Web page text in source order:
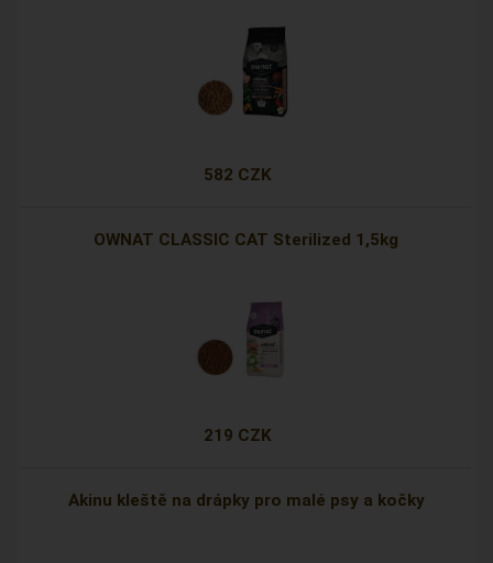
582 CZK
OWNAT CLASSIC CAT Sterilized 1,5kg
219 CZK
Akinu kleště na drápky pro malé psy a kočky